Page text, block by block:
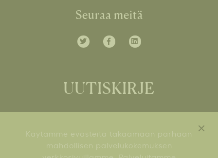
Käytämme evästeitä takaamaan parhaan
mahdollisen palvelukokemuksen
Seuraa meitä
UUTISKIRJE
mm. mielenkiintoisista uutuustuotteista ja
viinitapahtumista.